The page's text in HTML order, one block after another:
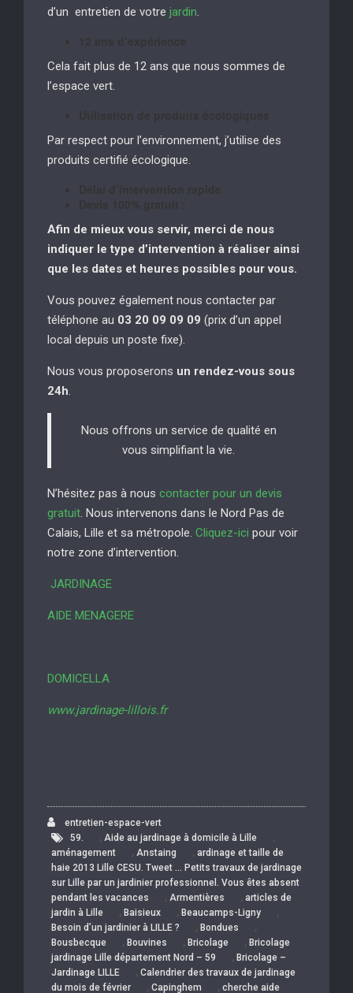
d’un entretien de votre jardin.
Cela fait plus de 12 ans que nous sommes de
l’espace vert.
Par respect pour l’environnement, j’utilise des
produits certifié écologique.
Afin de mieux vous servir, merci de nous
indiquer le type d’intervention à réaliser ainsi
que les dates et heures possibles pour vous.
Vous pouvez également nous contacter par
téléphone au 03 20 09 09 09 (prix d’un appel
local depuis un poste fixe).
Nous vous proposerons un rendez-vous sous
24h.
Nous offrons un service de qualité en
vous simplifiant la vie.
N’hésitez pas à nous contacter pour un devis
gratuit. Nous intervenons dans le Nord Pas de
Calais, Lille et sa métropole. Cliquez-ici pour voir
notre zone d’intervention.
JARDINAGE
AIDE MENAGERE
DOMICELLA
www.jardinage-lillois.fr
entretien-espace-vert
59.
, Aide au jardinage à domicile à Lille ,
aménagement , Anstaing , ardinage et taille de
haie 2013 Lille CESU. Tweet … Petits travaux de jardinage
sur Lille par un jardinier professionnel. Vous êtes absent
pendant les vacances
, Armentières , articles de
jardin à Lille
, Baisieux , Beaucamps-Ligny ,
Besoin d’un jardinier à LILLE ? , Bondues ,
Bousbecque , Bouvines , Bricolage , Bricolage
jardinage Lille département Nord – 59
, Bricolage –
Jardinage LILLE
, Calendrier des travaux de jardinage
du mois de février
, Capinghem , cherche aide